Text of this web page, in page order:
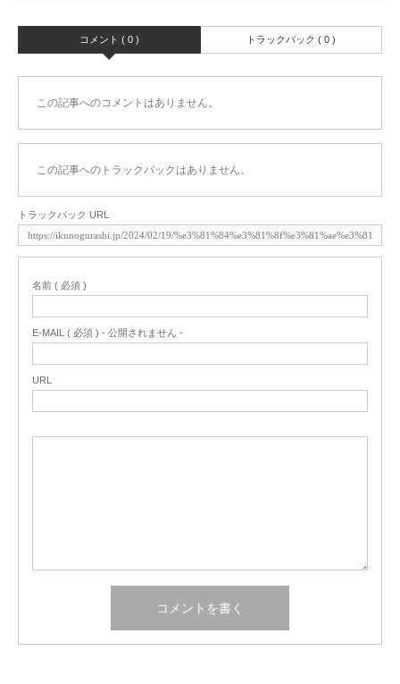
コメント ( 0 ) トラックバック ( 0 )
この記事へのコメントはありません。
この記事へのトラックバックはありません。
トラックバック URL
名前 ( 必須 )
E-MAIL ( 必須 ) - 公開されません -
URL